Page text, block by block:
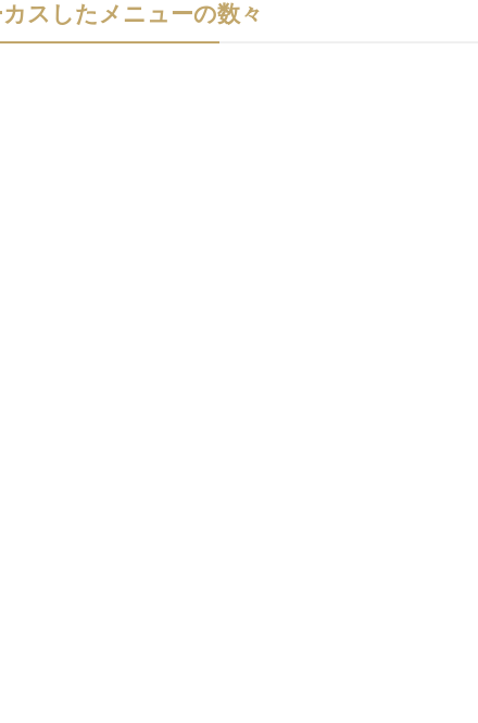
スしたメニューの数々